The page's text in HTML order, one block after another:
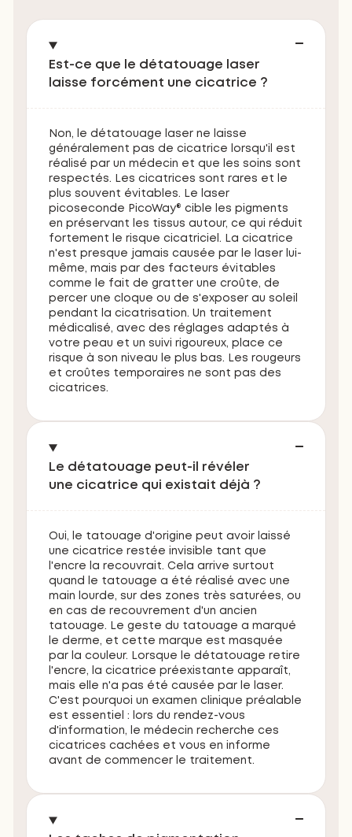
Est-ce que le détatouage laser
laisse forcément une cicatrice ?
Non, le détatouage laser ne laisse
généralement pas de cicatrice lorsqu'il est
réalisé par un médecin et que les soins sont
respectés. Les cicatrices sont rares et le
plus souvent évitables. Le laser
picoseconde PicoWay® cible les pigments
en préservant les tissus autour, ce qui réduit
fortement le risque cicatriciel. La cicatrice
n'est presque jamais causée par le laser lui-
même, mais par des facteurs évitables
comme le fait de gratter une croûte, de
percer une cloque ou de s'exposer au soleil
pendant la cicatrisation. Un traitement
médicalisé, avec des réglages adaptés à
votre peau et un suivi rigoureux, place ce
risque à son niveau le plus bas. Les rougeurs
et croûtes temporaires ne sont pas des
cicatrices.
Le détatouage peut-il révéler
une cicatrice qui existait déjà ?
Oui, le tatouage d'origine peut avoir laissé
une cicatrice restée invisible tant que
l'encre la recouvrait. Cela arrive surtout
quand le tatouage a été réalisé avec une
main lourde, sur des zones très saturées, ou
en cas de recouvrement d'un ancien
tatouage. Le geste du tatouage a marqué
le derme, et cette marque est masquée
par la couleur. Lorsque le détatouage retire
l'encre, la cicatrice préexistante apparaît,
mais elle n'a pas été causée par le laser.
C'est pourquoi un examen clinique préalable
est essentiel : lors du rendez-vous
d'information, le médecin recherche ces
cicatrices cachées et vous en informe
avant de commencer le traitement.